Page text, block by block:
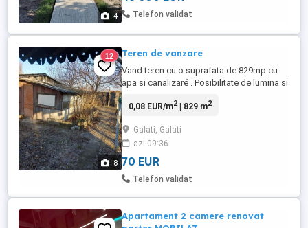
4 Telefon validat
8
12 Teren de vanzare
Vand teren cu o suprafata de 829mp cu
apa si canalizaré . Posibilitate de lumina si
in badalan intre santierul naval si bazinul
pentru constructia unei hale.
0,08 EUR/m2| 829 m2
Galati, Galati
azi 09:36
70 EUR
Telefon validat
Apartament 2 camere renovat